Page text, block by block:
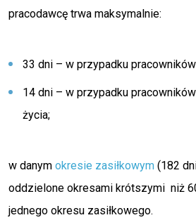
pracodawcę trwa maksymalnie:
33 dni – w przypadku
14 dni – w przypadku
życia;
w danym okresie zasiłkowym (182
oddzielone okresami krótszymi niż
jednego okresu zasiłkowego.